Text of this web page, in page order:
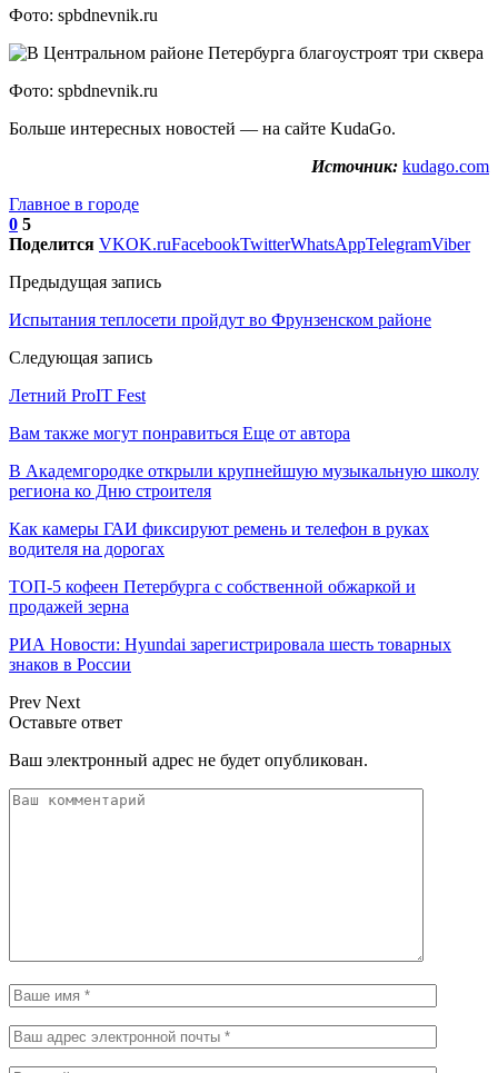
Фото: spbdnevnik.ru
Фото: spbdnevnik.ru
Больше интересных новостей — на сайте KudaGo.
Источник: kudago.com
Главное в городе
0 5
Поделится VKOK.ruFacebookTwitterWhatsAppTelegramViber
Предыдущая запись
Испытания теплосети пройдут во Фрунзенском районе
Следующая запись
Летний ProIT Fest
Вам также могут понравиться Еще от автора
В Академгородке открыли крупнейшую музыкальную школу
региона ко Дню строителя
Как камеры ГАИ фиксируют ремень и телефон в руках
водителя на дорогах
ТОП-5 кофеен Петербурга с собственной обжаркой и
продажей зерна
РИА Новости: Hyundai зарегистрировала шесть товарных
знаков в России
Prev Next
Оставьте ответ
Ваш электронный адрес не будет опубликован.